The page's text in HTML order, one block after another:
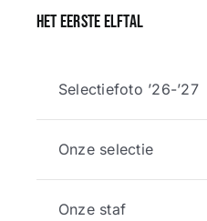
Het eerste elftal
Selectiefoto ’26-’27
Onze selectie
Onze staf